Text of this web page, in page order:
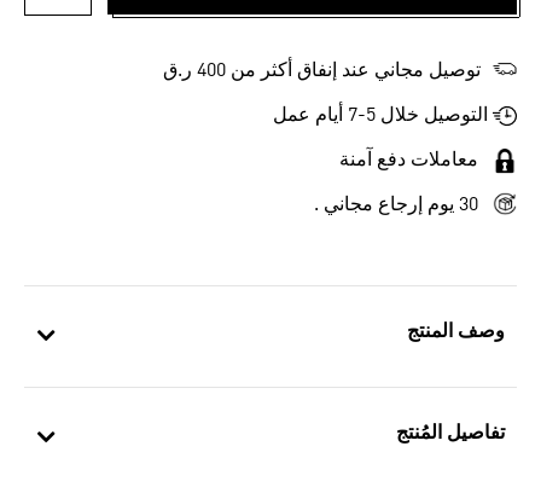
وصف المنتج
تفاصيل المُنتج
توصيل مجاني عند إنفاق أكثر من 400 ر.ق
التوصيل خلال 5-7 أيام عمل
معاملات دفع آمنة